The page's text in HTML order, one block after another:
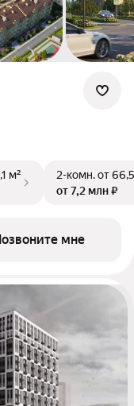
м²
2-комн.от
от 7,2 млн ₽
мне